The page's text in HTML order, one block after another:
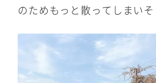
のためもっと散ってしまい